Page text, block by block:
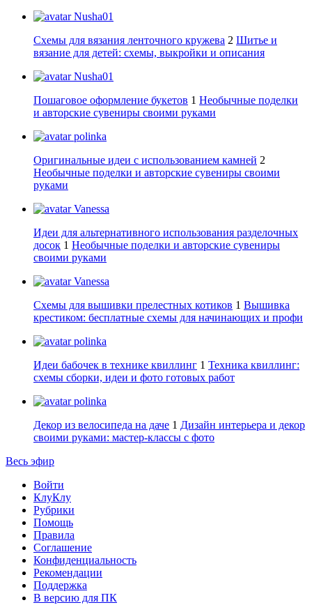
Nusha01
Схемы для вязания ленточного кружева 2 Шитье и
вязание для детей: схемы, выкройки и описания
Nusha01
Пошаговое оформление букетов 1 Необычные поделки
и авторские сувениры своими руками
polinka
Оригинальные идеи с использованием камней 2
Необычные поделки и авторские сувениры своими
руками
Vanessa
Идеи для альтернативного использования разделочных
досок 1 Необычные поделки и авторские сувениры
своими руками
Vanessa
Схемы для вышивки прелестных котиков 1 Вышивка
крестиком: бесплатные схемы для начинающих и профи
polinka
Идеи бабочек в технике квиллинг 1 Техника квиллинг:
схемы сборки, идеи и фото готовых работ
polinka
Декор из велосипеда на даче 1 Дизайн интерьера и декор
своими руками: мастер-классы с фото
Весь эфир
Войти
КлуКлу
Рубрики
Помощь
Правила
Соглашение
Конфиденциальность
Рекомендации
Поддержка
В версию для ПК